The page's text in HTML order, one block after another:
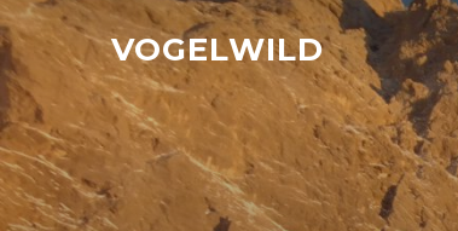
Zu
Inhalten
springen
VOGELWILD